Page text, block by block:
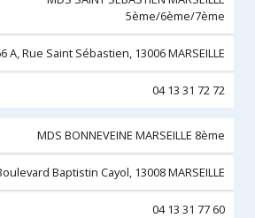
5ème/6ème/7ème
A, Rue Saint Sébastien, 13006 MARSEILLE
04 13 31 72 72
MDS BONNEVEINE MARSEILLE 8ème
Baptistin Cayol, 13008 MARSEILLE
04 13 31 77 60